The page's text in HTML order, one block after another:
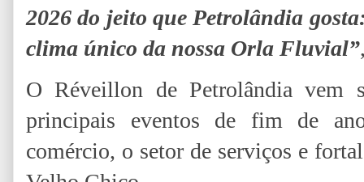
2026 do jeito que Petrolândia
clima único da nossa Orla Fluvial”
O Réveillon de Petrolândia vem
principais eventos de fim de
comércio, o setor de serviços e